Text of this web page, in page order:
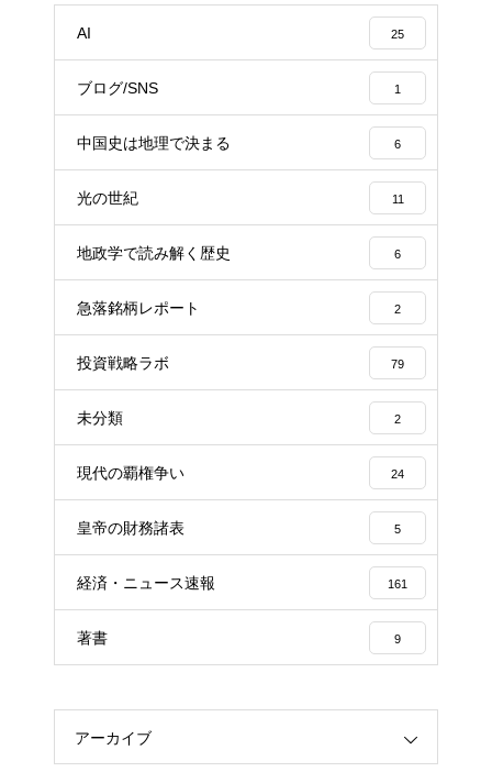
AI 25
ブログ/SNS 1
中国史は地理で決まる 6
光の世紀 11
地政学で読み解く歴史 6
急落銘柄レポート 2
投資戦略ラボ 79
未分類 2
現代の覇権争い 24
皇帝の財務諸表 5
経済・ニュース速報 161
著書 9
アーカイブ